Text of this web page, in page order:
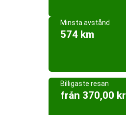
Minsta avstånd
574 km
Billigaste resan
från 370,00 kr